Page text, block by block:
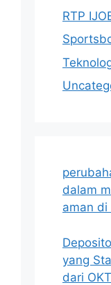
RTP
dalam
aman
yang
dari